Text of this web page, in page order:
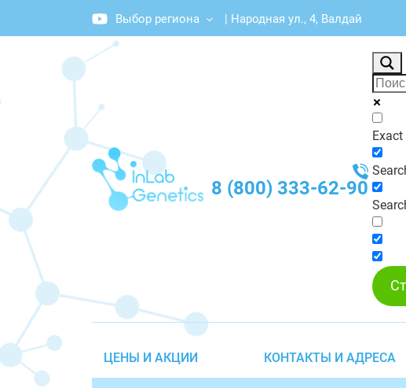
Выбор региона | Народная ул., 4, Валдай
8 (800) 333-62-90
ЦЕНЫ И АКЦИИ КОНТАКТЫ И АДРЕСА